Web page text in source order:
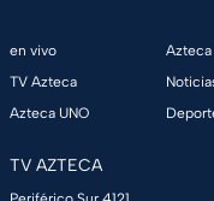
en vivo
TV Azteca
Azteca UNO
Azteca
TV AZTECA